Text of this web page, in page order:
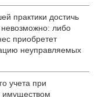
практики достичь
невозможно: либо
приобретет
неуправляемых
учета при
имуществом